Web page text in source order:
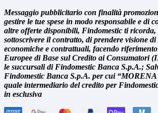
Messaggio pubblicitario con finalità
gestire le tue spese in modo responsabile e di
altre offerte disponibili, Findomestic ti
sottoscrivere il contratto, di prendere visione
economiche e contrattuali, facendo
Europee di Base sul Credito ai Consumatori
le succursali di Findomestic Banca S.p.A.;
Findomestic Banca S.p.A. per cui “MORENA
quale intermediario del credito per
in esclusiva